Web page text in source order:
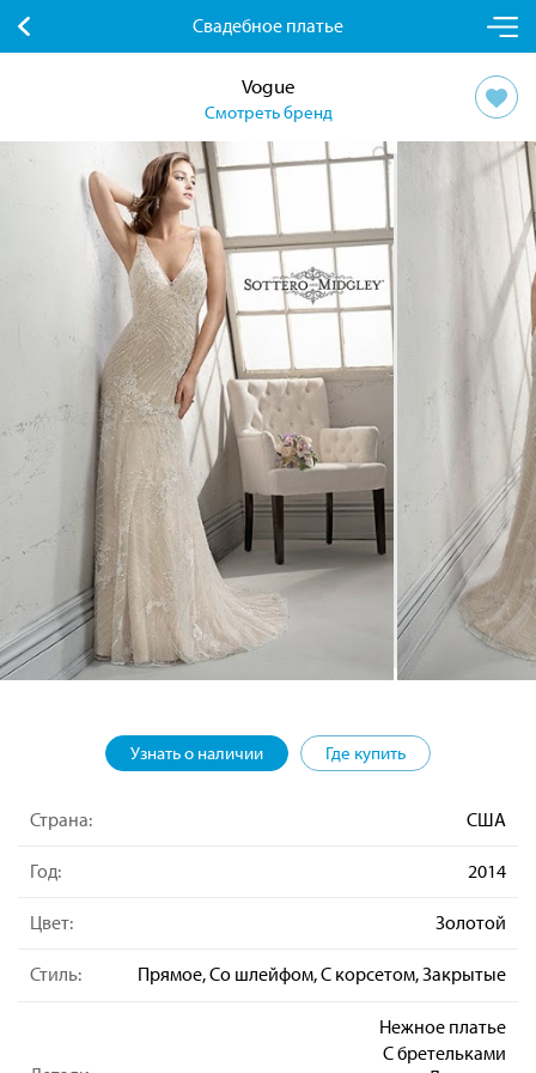
Свадебное платье
Vogue
Смотреть бренд
Узнать о наличии Где купить
Страна: США
Год: 2014
Цвет: Золотой
Стиль: Прямое, Со шлейфом, С корсетом, Закрытые
Нежное платье
С бретельками